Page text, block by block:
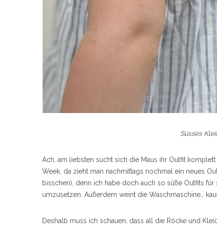
Süsses
Ach, am liebsten sucht sich die Maus ihr Outfit
Week, da zieht man nachmittags nochmal ein neues
bisschen), denn ich habe doch auch so süße Outfits
umzusetzen. Außerdem weint die Waschmaschine…
Deshalb muss ich schauen, dass all die Röcke und